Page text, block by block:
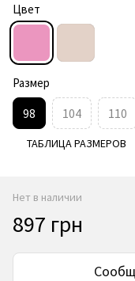
Цвет
Размер
98 104 110
ТАБЛИЦА РАЗМЕРОВ
Нет в наличии
897 грн